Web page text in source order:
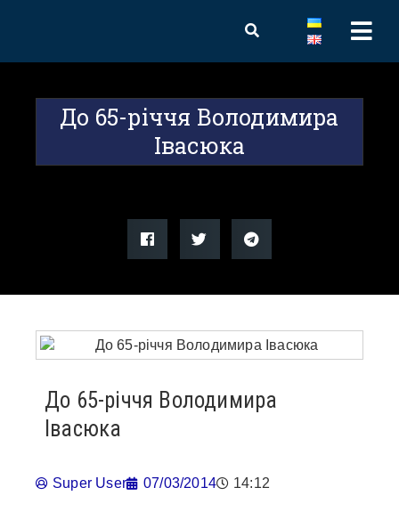
До 65-річчя Володимира
Івасюка
До 65-річчя Володимира
Івасюка
Super User 07/03/2014 14:12